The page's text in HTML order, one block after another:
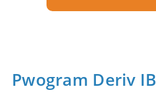
Pwogram Deriv IB